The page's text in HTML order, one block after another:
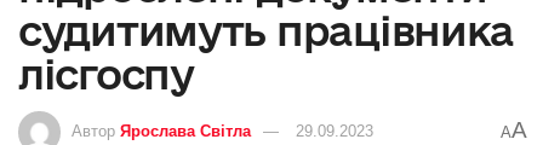
судитимуть працівника
лісгоспу
Автор Ярослава Світла 29.09.2023 AA